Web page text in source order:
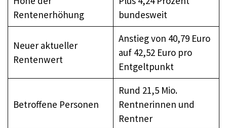
Rentenerhöhung
bundesweit
Neuer aktueller
Rentenwert
Anstieg von 40,79 Euro
auf 42,52 Euro pro
Entgeltpunkt
Betroffene Personen
Rund 21,5 Mio.
Rentnerinnen und
Rentner